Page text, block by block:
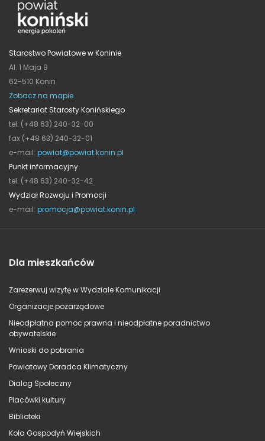
Starostwo Powiatowe w Koninie
Al. 1 Maja 9
62-510 Konin
Zobacz na mapie
Sekretariat Starosty Konińskiego
tel. (+48 63) 240-32-00
fax (+48 63) 240-32-01
e-mail: powiat@powiat.konin.pl
Punkt informacyjny
tel. (+48 63) 240-32-42
Wydział Rozwoju i Promocji
e-mail: promocja@powiat.konin.pl
Dla mieszkańców
Zarezerwuj wizytę w Wydziale Komunikacji
Organizacje pozarządowe
Nieodpłatna pomoc prawna i nieodpłatne poradnictwo
obywatelskie
Wnioski do pobrania
Powiatowy Doradca Klimatyczny
Dialog Społeczny
Placówki kultury
Biblioteki
Koła Gospodyń Wiejskich